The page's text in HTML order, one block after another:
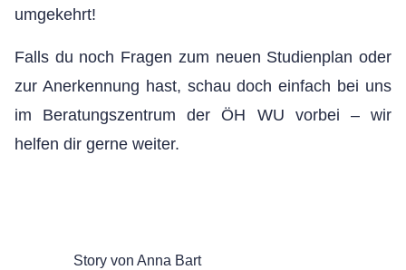
umgekehrt!
Falls du noch Fragen zum neuen Studienplan oder
zur Anerkennung hast, schau doch einfach bei uns
im Beratungszentrum der ÖH WU vorbei – wir
helfen dir gerne weiter.
Story von Anna Bart